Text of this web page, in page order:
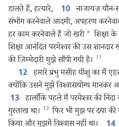
डालते हैं, हत्यारे,
10 नाजायज़
संभोग करनेवाले आदमी, अपहरण
हर काम करनेवाले हैं जो खरी * शिक्षा
शिक्षा आनंदित परमेश्‍वर की उस
की ज़िम्मेदारी मुझे सौंपी गयी है। 11
12 हमारे प्रभु मसीह यीशु का मैं
क्योंकि उसने मुझे विश्‍वासयोग्य मानकर
13 हालाँकि पहले मैं परमेश्‍वर की
गुस्ताख था। 13 फिर भी मुझ पर दया
14